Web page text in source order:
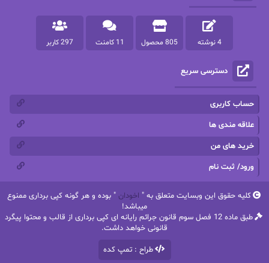
پرهام رسولی
پروانه قدیمی پروانه محمدی
پریسا شکور(طوفان خاموش)
پنلوپه وارد
تاران
ترنم.25
ثمین سرابی جان فاولز
جرج.آر.آر.مارتین
جوجومویز
4 نوشته 805 محصول 11 کامنت 297 کاربر
دسترسی سریع
حساب کاربری
علاقه مندی ها
خرید های من
ورود/ ثبت نام
کلیه حقوق این وبسایت متعلق به " اخودان " بوده و هر گونه کپی برداری ممنوع
میباشد!
طبق ماده 12 فصل سوم قانون جرائم رایانه ای کپی برداری از قالب و محتوا پیگرد
قانونی خواهد داشت.
طراح : تمپ کده